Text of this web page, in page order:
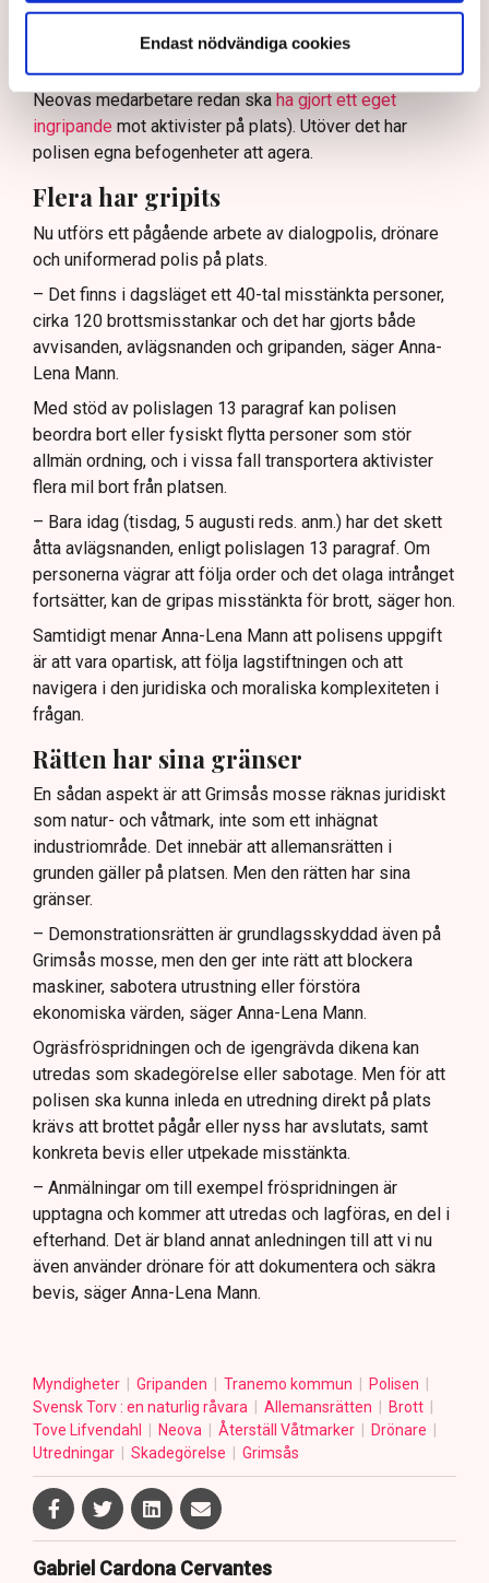
Endast nödvändiga cookies
verksamhetsutövaren, eller dennes ordningsvakter, rätt
att be personer lämna platsen och skydda sin egendom
genom nödvärnsrätt (Svensk Torv uppger att en av
Neovas medarbetare redan ska ha gjort ett eget
ingripande mot aktivister på plats). Utöver det har
polisen egna befogenheter att agera.
Flera har gripits
Nu utförs ett pågående arbete av dialogpolis, drönare
och uniformerad polis på plats.
– Det finns i dagsläget ett 40-tal misstänkta personer,
cirka 120 brottsmisstankar och det har gjorts både
avvisanden, avlägsnanden och gripanden, säger Anna-
Lena Mann.
Med stöd av polislagen 13 paragraf kan polisen
beordra bort eller fysiskt flytta personer som stör
allmän ordning, och i vissa fall transportera aktivister
flera mil bort från platsen.
– Bara idag (tisdag, 5 augusti reds. anm.) har det skett
åtta avlägsnanden, enligt polislagen 13 paragraf. Om
personerna vägrar att följa order och det olaga intrånget
fortsätter, kan de gripas misstänkta för brott, säger hon.
Samtidigt menar Anna-Lena Mann att polisens uppgift
är att vara opartisk, att följa lagstiftningen och att
navigera i den juridiska och moraliska komplexiteten i
frågan.
Rätten har sina gränser
En sådan aspekt är att Grimsås mosse räknas juridiskt
som natur- och våtmark, inte som ett inhägnat
industriområde. Det innebär att allemansrätten i
grunden gäller på platsen. Men den rätten har sina
gränser.
– Demonstrationsrätten är grundlagsskyddad även på
Grimsås mosse, men den ger inte rätt att blockera
maskiner, sabotera utrustning eller förstöra
ekonomiska värden, säger Anna-Lena Mann.
Ogräsfröspridningen och de igengrävda dikena kan
utredas som skadegörelse eller sabotage. Men för att
polisen ska kunna inleda en utredning direkt på plats
krävs att brottet pågår eller nyss har avslutats, samt
konkreta bevis eller utpekade misstänkta.
– Anmälningar om till exempel fröspridningen är
upptagna och kommer att utredas och lagföras, en del i
efterhand. Det är bland annat anledningen till att vi nu
även använder drönare för att dokumentera och säkra
bevis, säger Anna-Lena Mann.
Myndigheter Gripanden Tranemo kommun
Polisen
Svensk Torv : en naturlig råvara
Allemansrätten
Brott
Tove Lifvendahl
Neova Återställ Våtmarker
Drönare
Utredningar
Skadegörelse Grimsås
Gabriel Cardona Cervantes